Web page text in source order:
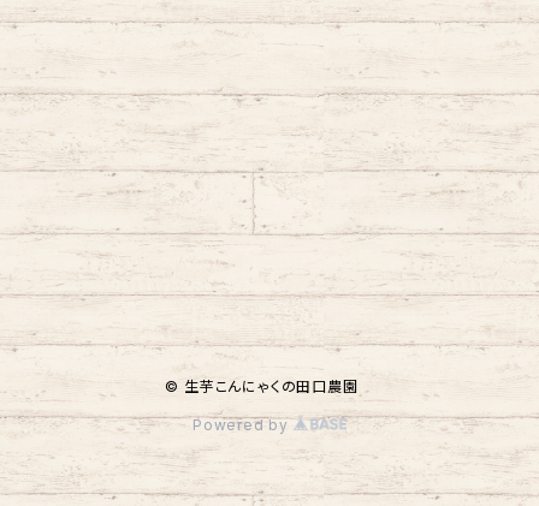
© 生芋こんにゃくの田口農園
Powered by